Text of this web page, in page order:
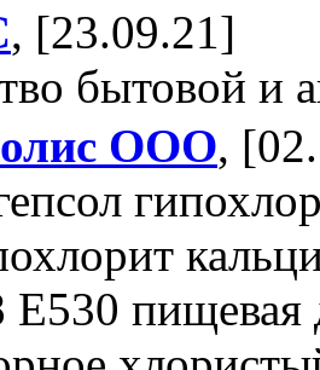
, [23.09.21]
бытовой и
ООО,
пищевая